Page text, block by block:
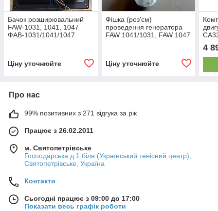
Бачок розширювальний
FAW-1031, 1041, 1047
ФАВ-1031/1041/1047
Ціну уточнюйте
Фішка (роз'єм)
проведення генератора
FAW 1041/1031, FAW 1047
Ціну уточнюйте
4
Про нас
99% позитивних з 271 відгука за рік
Працює з 26.02.2011
м. Святопетрівське
Господарська д.1 біля (Український тенісний центр),
Святопетрівське, Україна
Контакти
Сьогодні працює з 09:00 до 17:00
Показати весь графік роботи